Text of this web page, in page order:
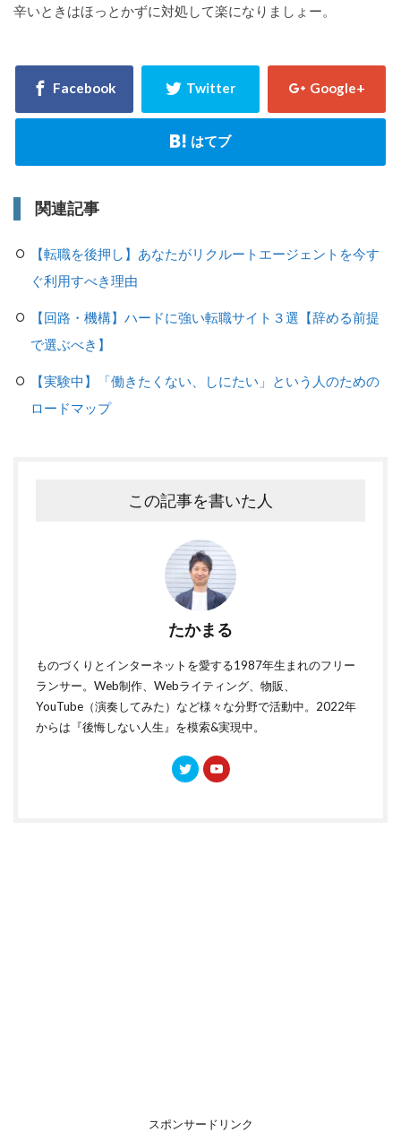
辛いときはほっとかずに対処して楽になりましょー。
関連記事
【転職を後押し】あなたがリクルートエージェントを今す
ぐ利用すべき理由
【回路・機構】ハードに強い転職サイト３選【辞める前提
で選ぶべき】
【実験中】「働きたくない、しにたい」という人のための
ロードマップ
この記事を書いた人
たかまる
ものづくりとインターネットを愛する1987年生まれのフリー
ランサー。Web制作、Webライティング、物販、
YouTube（演奏してみた）など様々な分野で活動中。2022年
からは『後悔しない人生』を模索&実現中。
スポンサードリンク